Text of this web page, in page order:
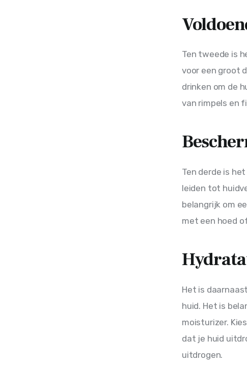
Ten tweede is
voor een groot
drinken om de
van rimpels en
Ten derde is
leiden tot
belangrijk om
met een hoed
Het is
huid. Het is
moisturizer.
dat je huid
uitdrogen.